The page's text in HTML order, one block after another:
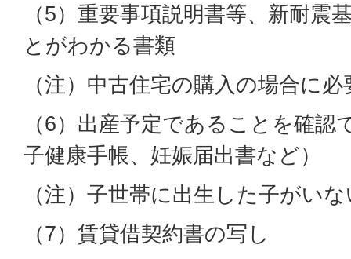
（5）重要事項説明書等、新耐震
とがわかる書類
（注）中古住宅の購入の場合に必
（6）出産予定であることを確認
子健康手帳、妊娠届出書など）
（注）子世帯に出生した子がい
（7）賃貸借契約書の写し